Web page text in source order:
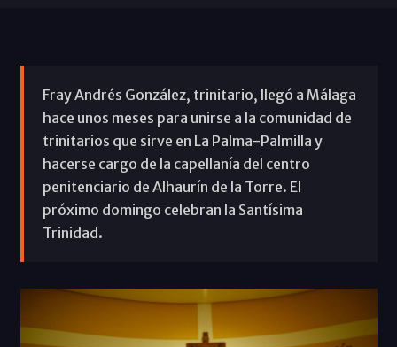
Fray Andrés González, trinitario, llegó a Málaga
hace unos meses para unirse a la comunidad de
trinitarios que sirve en La Palma-Palmilla y
hacerse cargo de la capellanía del centro
penitenciario de Alhaurín de la Torre. El
próximo domingo celebran la Santísima
Trinidad.